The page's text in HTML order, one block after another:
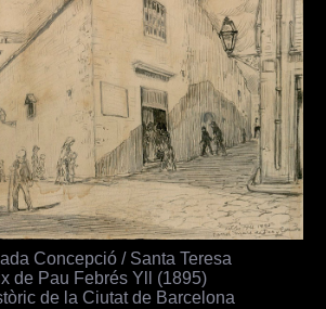
Concepció / Santa Teresa
de Pau Febrés Yll (1895)
de la Ciutat de Barcelona